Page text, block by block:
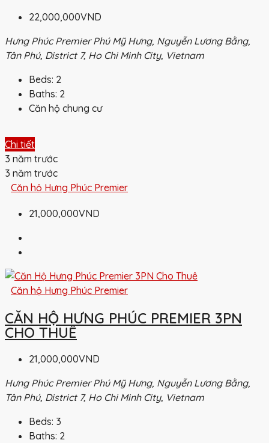
22,000,000VND
Hưng Phúc Premier Phú Mỹ Hưng, Nguyễn Lương Bằng,
Tân Phú, District 7, Ho Chi Minh City, Vietnam
Beds: 2
Baths: 2
Căn hộ chung cư
Chi tiết
3 năm trước
3 năm trước
Căn hộ Hưng Phúc Premier
21,000,000VND
Căn hộ Hưng Phúc Premier
CĂN HỘ HƯNG PHÚC PREMIER 3PN
CHO THUÊ
21,000,000VND
Hưng Phúc Premier Phú Mỹ Hưng, Nguyễn Lương Bằng,
Tân Phú, District 7, Ho Chi Minh City, Vietnam
Beds: 3
Baths: 2